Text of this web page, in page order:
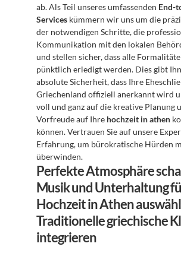
ab. Als Teil unseres umfassenden End-
Services kümmern wir uns um die
der notwendigen Schritte, die
Kommunikation mit den lokalen
und stellen sicher, dass alle
pünktlich erledigt werden. Dies gibt
absolute Sicherheit, dass Ihre
Griechenland offiziell anerkannt wird
voll und ganz auf die kreative Planung
Vorfreude auf Ihre hochzeit in athen
können. Vertrauen Sie auf unsere
Erfahrung, um bürokratische Hürden
überwinden.
Perfekte Atmosphäre
Musik und Unterhaltung
Hochzeit in Athen
Traditionelle griechische
integrieren